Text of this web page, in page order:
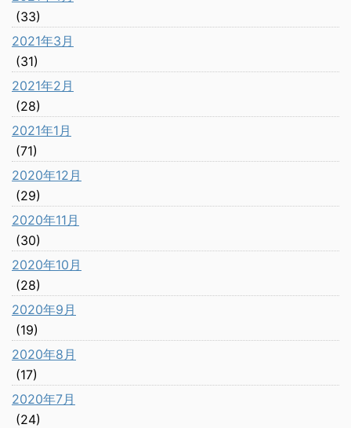
(33)
2021年3月
(31)
2021年2月
(28)
2021年1月
(71)
2020年12月
(29)
2020年11月
(30)
2020年10月
(28)
2020年9月
(19)
2020年8月
(17)
2020年7月
(24)